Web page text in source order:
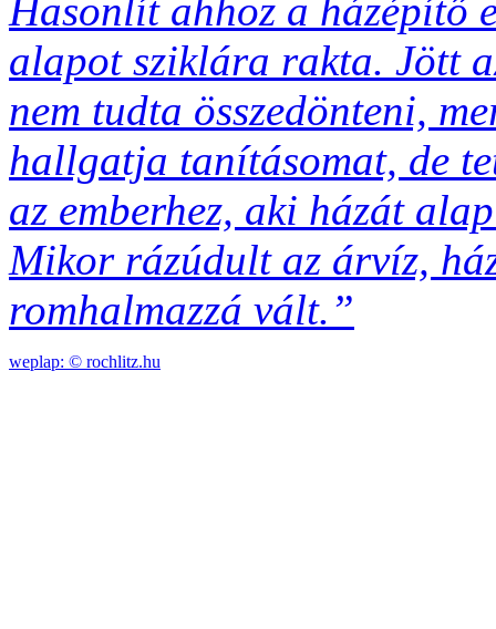
Hasonlít ahhoz a házépítő
alapot sziklára rakta. Jött
nem tudta összedönteni,
hallgatja tanításomat, de
az emberhez, aki házát
Mikor rázúdult az árvíz,
romhalmazzá vált.”
weplap: © rochlitz.hu